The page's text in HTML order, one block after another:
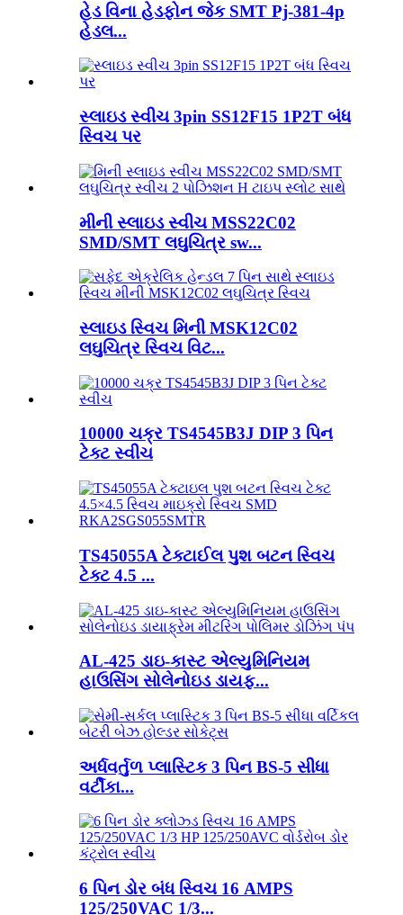
હેડ વિના હેડફોન જેક SMT Pj-381-4p
હેડલ...
સ્લાઇડ સ્વીચ 3pin SS12F15 1P2T બંધ
સ્વિચ પર
મીની સ્લાઇડ સ્વીચ MSS22C02
SMD/SMT લઘુચિત્ર sw...
સ્લાઇડ સ્વિચ મિની MSK12C02
લઘુચિત્ર સ્વિચ વિટ...
10000 ચક્ર TS4545B3J DIP 3 પિન
ટેક્ટ સ્વીચ
TS45055A ટેક્ટાઈલ પુશ બટન સ્વિચ
ટેક્ટ 4.5 ...
AL-425 ડાઇ-કાસ્ટ એલ્યુમિનિયમ
હાઉસિંગ સોલેનોઇડ ડાયફ...
અર્ધવર્તુળ પ્લાસ્ટિક 3 પિન BS-5 સીધા
વર્ટીકા...
6 પિન ડોર બંધ સ્વિચ 16 AMPS
125/250VAC 1/3...